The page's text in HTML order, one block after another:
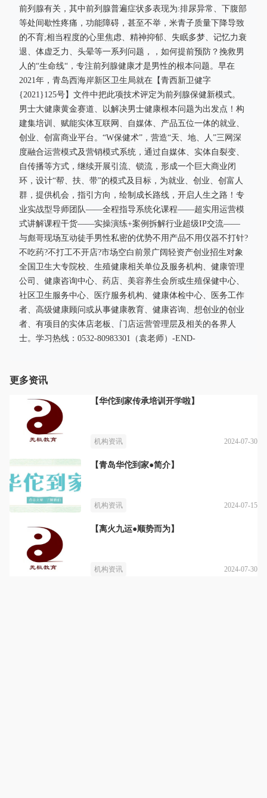
前列腺有关，其中前列腺普遍症状多表现为:排尿异常、下腹部
等处间歇性疼痛，功能障碍，甚至不举，米青子质量下降导致
的不育;相当程度的心里焦虑、精神抑郁、失眠多梦、记忆力衰
退、体虚乏力、头晕等一系列问题，，如何提前预防？挽救男
人的“生命线“，专注前列腺健康才是男性的根本问题。早在
2021年，青岛西海岸新区卫生局就在【青西新卫健字
{2021}125号】文件中把此项技术评定为前列腺保健新模式。
男士大健康黄金赛道、以解决男士健康根本问题为出发点！构
建集培训、赋能实体互联网、自媒体、产品五位一体的就业、
创业、创富商业平台。“W保健术”，营造“天、地、人”三网深
度融合运营模式及营销模式系统，通过自媒体、实体自裂变、
自传播等方式，继续开展引流、锁流，形成一个巨大商业闭
环，设计“帮、扶、带”的模式及目标，为就业、创业、创富人
群，提供机会，指引方向，绘制成长路线，开启人生之路！专
业实战型导师团队——全程指导系统化课程——超实用运营模
式讲解课程干货——实操演练+案例拆解行业超级IP交流——
与彪哥现场互动徒手男性私密的优势不用产品不用仪器不打针?
不吃药?不打工不开店?市场空白前景广阔轻资产创业招生对象
全国卫生大专院校、生殖健康相关单位及服务机构、健康管理
公司、健康咨询中心、药店、美容养生会所或生殖保健中心、
社区卫生服务中心、医疗服务机构、健康体检中心、医务工作
者、高级健康顾问或从事健康教育、健康咨询、想创业的创业
者、有项目的实体店老板、门店运营管理层及相关的各界人
士。学习热线：0532-80983301（袁老师）-END-
更多资讯
【华佗到家传承培训开学啦】
机构资讯 2024-07-30
【青岛华佗到家●简介】
机构资讯 2024-07-15
【离火九运●顺势而为】
机构资讯 2024-07-30